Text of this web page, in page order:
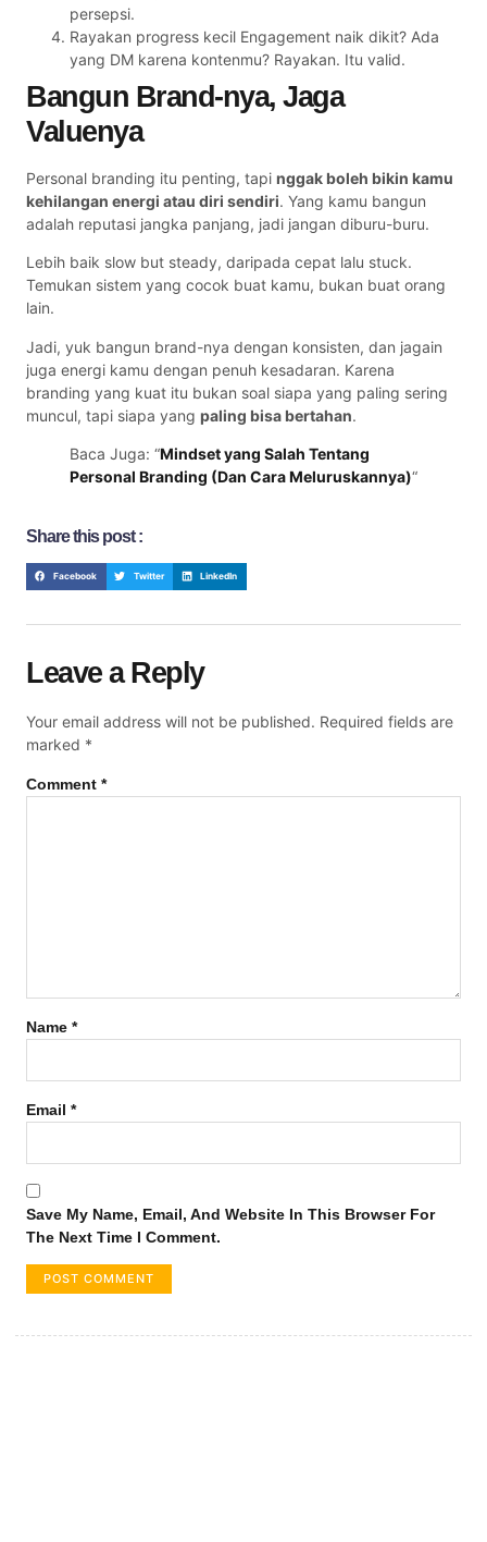
persepsi.
Rayakan progress kecil Engagement naik dikit? Ada
yang DM karena kontenmu? Rayakan. Itu valid.
Bangun Brand-nya, Jaga
Valuenya
Personal branding itu penting, tapi nggak boleh bikin kamu
kehilangan energi atau diri sendiri. Yang kamu bangun
adalah reputasi jangka panjang, jadi jangan diburu-buru.
Lebih baik slow but steady, daripada cepat lalu stuck.
Temukan sistem yang cocok buat kamu, bukan buat orang
lain.
Jadi, yuk bangun brand-nya dengan konsisten, dan jagain
juga energi kamu dengan penuh kesadaran. Karena
branding yang kuat itu bukan soal siapa yang paling sering
muncul, tapi siapa yang paling bisa bertahan.
Baca Juga: “Mindset yang Salah Tentang
Personal Branding (Dan Cara Meluruskannya)“
Share this post :
Facebook Twitter LinkedIn
Leave a Reply
Your email address will not be published. Required fields are
marked *
Comment *
Name *
Email *
Save My Name, Email, And Website In This Browser For
The Next Time I Comment.